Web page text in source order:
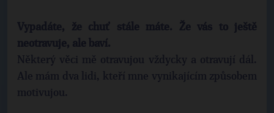
Vypadáte, že chuť stále máte. Že vás to ještě
neotravuje, ale baví.
Některý věci mě otravujou vždycky a otravují dál.
Ale mám dva lidi, kteří mne vynikajícím způsobem
motivujou.